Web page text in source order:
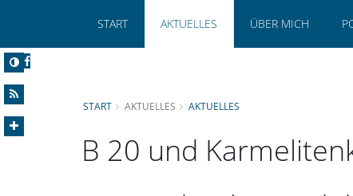
START AKTUELLES ÜBER MICH
START AKTUELLES AKTUELLES
B 20 und